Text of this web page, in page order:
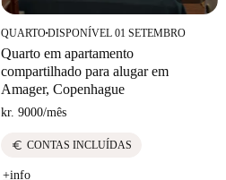
QUARTO■DISPONÍVEL 01 SETEMBRO
Quarto em apartamento
compartilhado para alugar em
Amager, Copenhague
kr. 9000/mês
euro CONTAS INCLUÍDAS
+info